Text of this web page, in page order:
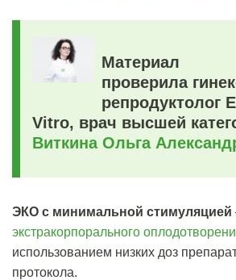
Материал
проверила
репродуктолог
Vitro, врач высшей
Виткина Ольга
ЭКО с минимальной стимуляцией
экстракорпорального
использованием низких доз
протокола.